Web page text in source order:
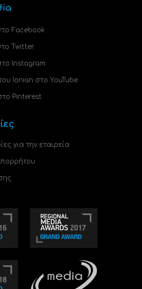
Facebook
Twitter
Instagram
του Ionian στο YouTube
Pinterest
για την εταιρεία